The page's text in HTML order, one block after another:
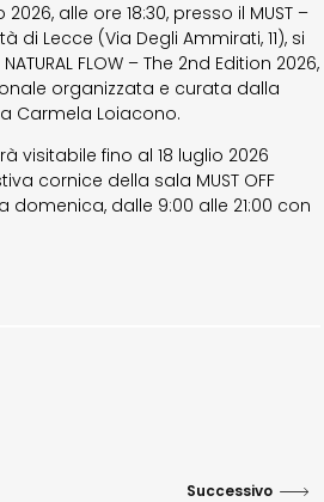
2026, alle ore 18:30, presso il MUST –
di Lecce (Via Degli Ammirati, 11), si
FLOW – The 2nd Edition 2026,
organizzata e curata dalla
Carmela Loiacono.
visitabile fino al 18 luglio 2026
cornice della sala MUST OFF
domenica, dalle 9:00 alle 21:00 con
Successivo